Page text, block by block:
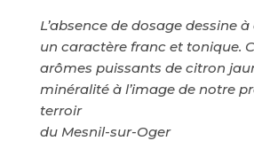
L’absence de dosage dessine
un caractère franc et tonique.
arômes puissants de citron
minéralité à l’image de notre
terroir
du Mesnil-sur-Oger